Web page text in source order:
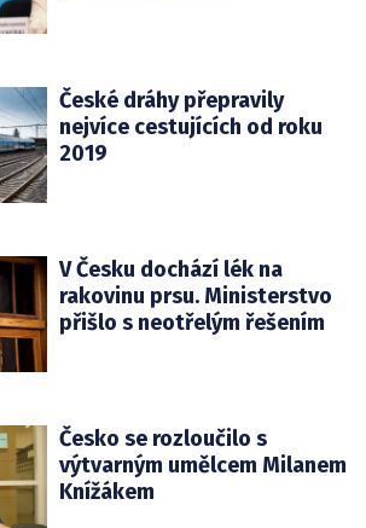
České dráhy přepravily
nejvíce cestujících od roku
2019
V Česku dochází lék na
rakovinu prsu. Ministerstvo
přišlo s neotřelým řešením
Česko se rozloučilo s
výtvarným umělcem Milanem
Knížákem